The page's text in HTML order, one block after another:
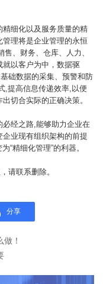
细化以及服务质量的精
理将是企业管理的永恒
售、财务、仓库、人力、
就以客户为中，数据驱
础数据的采集、预警和防
,提高信息传递效率,以便
切合实际的正确决策。
经之路,能够助力企业在
业现有组织架构的前提
“精细化管理”的利器。
请联系删除。
分享
！